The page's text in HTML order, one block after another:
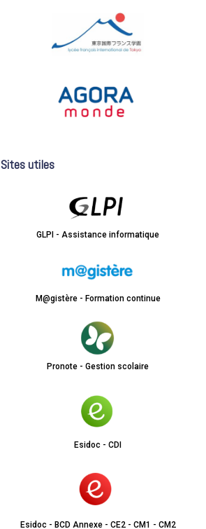
Sites utiles
GLPI - Assistance informatique
M@gistère - Formation continue
Pronote - Gestion scolaire
Esidoc - CDI
Esidoc - BCD Annexe - CE2 - CM1 - CM2